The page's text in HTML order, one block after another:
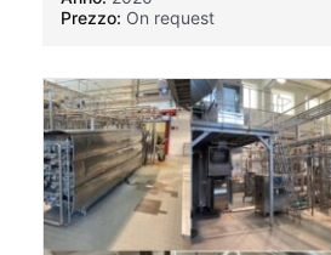
Prezzo: On request